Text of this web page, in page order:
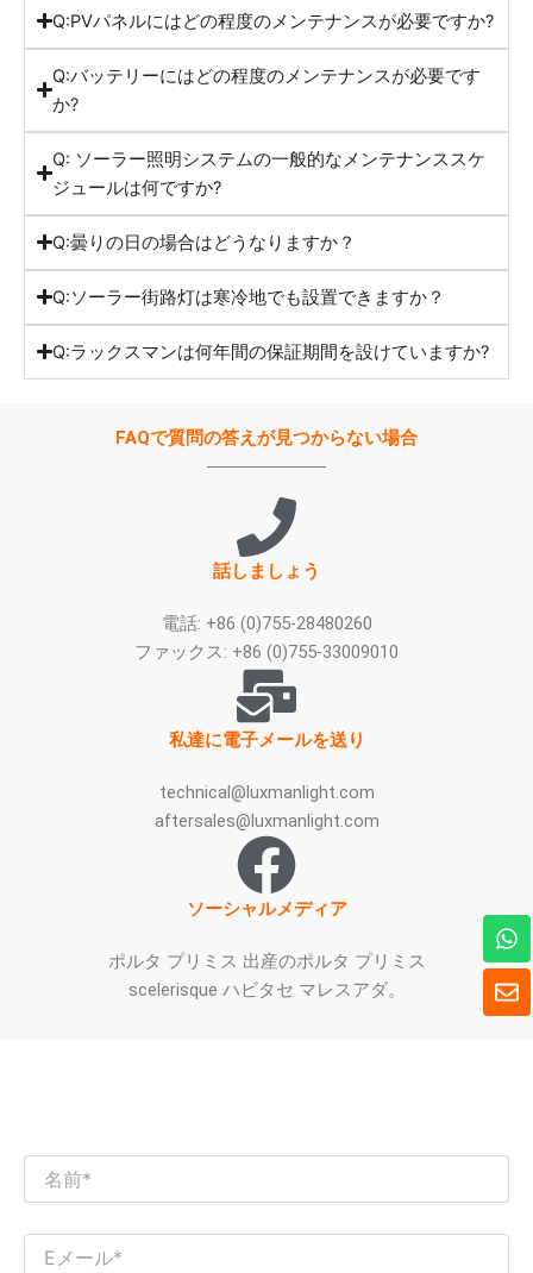
Q:PVパネルにはどの程度のメンテナンスが必要ですか?
Q:バッテリーにはどの程度のメンテナンスが必要です
か?
Q: ソーラー照明システムの一般的なメンテナンススケ
ジュールは何ですか?
Q:曇りの日の場合はどうなりますか？
Q:ソーラー街路灯は寒冷地でも設置できますか？
Q:ラックスマンは何年間の保証期間を設けていますか?
FAQで質問の答えが見つからない場合
話しましょう
電話: +86 (0)755-28480260
ファックス: +86 (0)755-33009010
私達に電子メールを送り
technical@luxmanlight.com
aftersales@luxmanlight.com
ソーシャルメディア
ポルタ プリミス 出産のポルタ プリミス
scelerisque ハビタセ マレスアダ。
封
筒
ワ
ッ
ツ
ア
ッ